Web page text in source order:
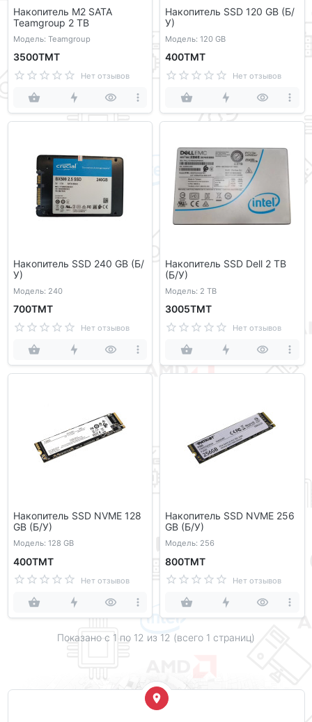
Накопитель M2 SATA
Teamgroup 2 TB
Модель: Teamgroup
3500ТМТ
Нет отзывов
Накопитель SSD 120 GB (Б/
У)
Модель: 120 GB
400ТМТ
Нет отзывов
Накопитель SSD 240 GB (Б/
У)
Модель: 240
700ТМТ
Нет отзывов
Накопитель SSD Dell 2 TB
(Б/У)
Модель: 2 TB
3005ТМТ
Нет отзывов
Накопитель SSD NVME 128
GB (Б/У)
Модель: 128 GB
400ТМТ
Нет отзывов
Накопитель SSD NVME 256
GB (Б/У)
Модель: 256
800ТМТ
Нет отзывов
Показано с 1 по 12 из 12 (всего 1 страниц)